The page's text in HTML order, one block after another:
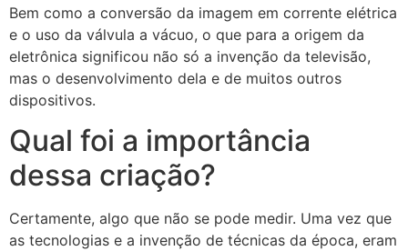
Bem como a conversão da imagem em corrente elétrica
e o uso da válvula a vácuo, o que para a origem da
eletrônica significou não só a invenção da televisão,
mas o desenvolvimento dela e de muitos outros
dispositivos.
Qual foi a importância
dessa criação?
Certamente, algo que não se pode medir. Uma vez que
as tecnologias e a invenção de técnicas da época, eram